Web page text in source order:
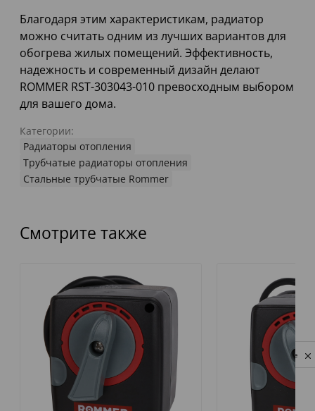
Благодаря этим характеристикам, радиатор
можно считать одним из лучших вариантов для
обогрева жилых помещений. Эффективность,
надежность и современный дизайн делают
ROMMER RST-303043-010 превосходным выбором
для вашего дома.
Категории:
Радиаторы отопления
Трубчатые радиаторы отопления
Стальные трубчатые Rommer
Смотрите также
Privacy notice